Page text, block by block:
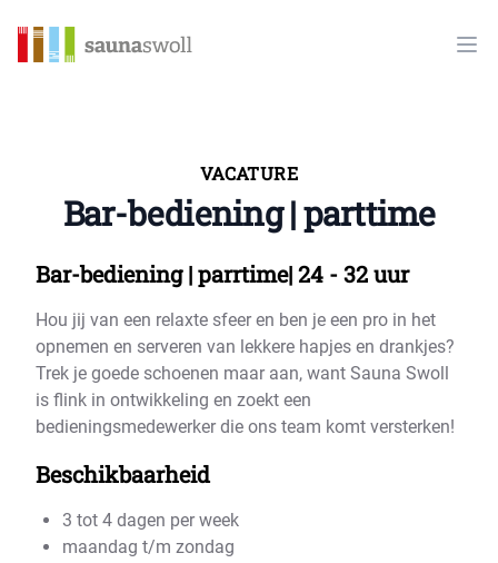
Sauna Swoll
VACATURE
Bar-bediening | parttime
Bar-bediening | parrtime| 24 - 32 uur
Hou jij van een relaxte sfeer en ben je een pro in het
opnemen en serveren van lekkere hapjes en drankjes?
Trek je goede schoenen maar aan, want Sauna Swoll
is flink in ontwikkeling en zoekt een
bedieningsmedewerker die ons team komt versterken!
Beschikbaarheid
3 tot 4 dagen per week
maandag t/m zondag